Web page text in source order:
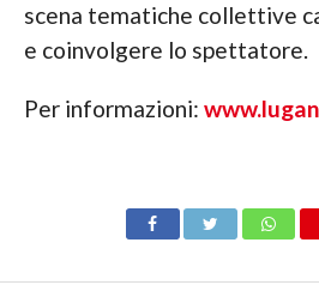
scena tematiche collettive
e coinvolgere lo spettatore.
Per informazioni: